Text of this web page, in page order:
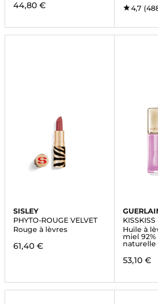
44,80 € 4,7
SISLEY
PHYTO-ROUGE VELVET
Rouge à lèvres
61,40 €
Huile à
miel
naturelle
53,10 €